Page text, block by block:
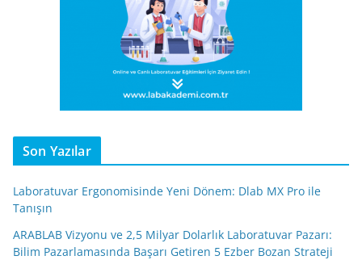
Son Yazılar
Laboratuvar Ergonomisinde Yeni Dönem: Dlab MX Pro ile
Tanışın
ARABLAB Vizyonu ve 2,5 Milyar Dolarlık Laboratuvar Pazarı:
Bilim Pazarlamasında Başarı Getiren 5 Ezber Bozan Strateji